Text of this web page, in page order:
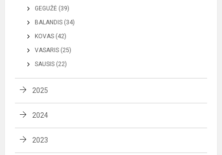
GEGUŽĖ (39)
BALANDIS (34)
KOVAS (42)
VASARIS (25)
SAUSIS (22)
2025
2024
2023